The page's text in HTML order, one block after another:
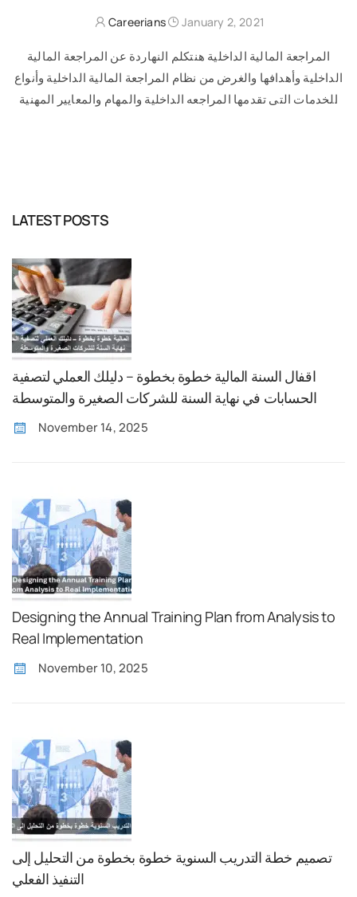
Careerians January 2, 2021
المراجعة المالية الداخلية هنتكلم النهاردة عن المراجعة المالية
الداخلية وأهدافها والغرض من نظام المراجعة المالية الداخلية وأنواع
الخدمات التى تقدمها المراجعه الداخلية والمهام والمعايير المهنية
LATEST POSTS
اقفال السنة المالية خطوة بخطوة – دليلك العملي لتصفية
الحسابات في نهاية السنة للشركات الصغيرة والمتوسطة
November 14, 2025
Designing the Annual Training Plan from Analysis to
Real Implementation
November 10, 2025
تصميم خطة التدريب السنوية خطوة بخطوة من التحليل إلى
التنفيذ الفعلي